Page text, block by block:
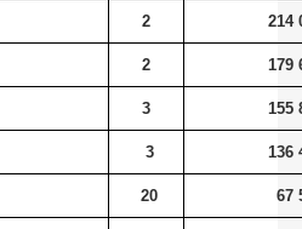
2 214
2 179
3 155
3 136
20 67